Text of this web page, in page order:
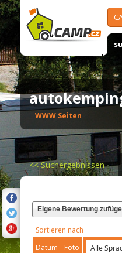
WWW Seiten
<<Suchergebnissen
Eigene Bewertung
Sortieren nach
Datum
Foto